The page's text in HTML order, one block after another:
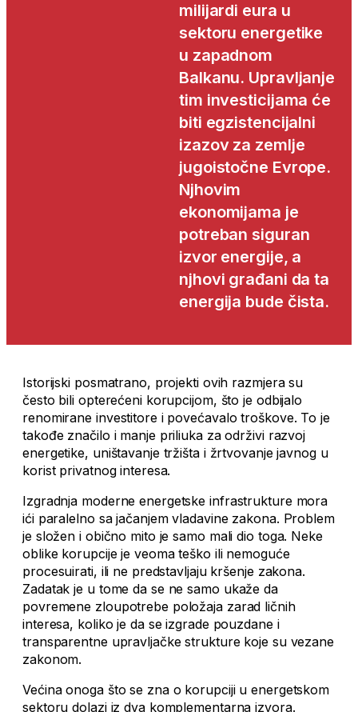
milijardi eura u
sektoru energetike
u zapadnom
Balkanu. Upravljanje
tim investicijama će
biti egzistencijalni
izazov za zemlje
jugoistočne Evrope.
Njhovim
ekonomijama je
potreban siguran
izvor energije, a
njhovi građani da ta
energija bude čista.
Istorijski posmatrano, projekti ovih razmjera su
često bili opterećeni korupcijom, što je odbijalo
renomirane investitore i povećavalo troškove. To je
takođe značilo i manje priliuka za održivi razvoj
energetike, uništavanje tržišta i žrtvovanje javnog u
korist privatnog interesa.
Izgradnja moderne energetske infrastrukture mora
ići paralelno sa jačanjem vladavine zakona. Problem
je složen i obično mito je samo mali dio toga. Neke
oblike korupcije je veoma teško ili nemoguće
procesuirati, ili ne predstavljaju kršenje zakona.
Zadatak je u tome da se ne samo ukaže da
povremene zloupotrebe položaja zarad ličnih
interesa, koliko je da se izgrade pouzdane i
transparentne upravljačke strukture koje su vezane
zakonom.
Većina onoga što se zna o korupciji u energetskom
sektoru dolazi iz dva komplementarna izvora.